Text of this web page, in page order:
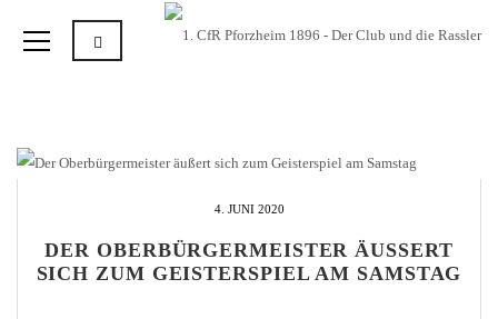
4. JUNI 2020
DER OBERBÜRGERMEISTER ÄUSSERT S
ICH ZUM GEISTERSPIEL AM SAMSTAG